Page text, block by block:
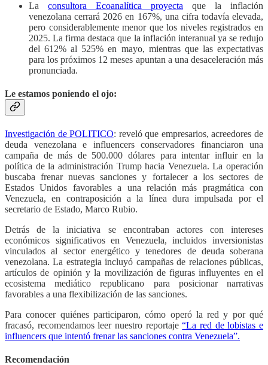
La consultora Ecoanalítica proyecta que la inflación
venezolana cerrará 2026 en 167%, una cifra todavía elevada,
pero considerablemente menor que los niveles registrados en
2025. La firma destaca que la inflación interanual ya se redujo
del 612% al 525% en mayo, mientras que las expectativas
para los próximos 12 meses apuntan a una desaceleración más
pronunciada.
Le estamos poniendo el ojo:
Investigación de POLITICO: reveló que empresarios, acreedores de
deuda venezolana e influencers conservadores financiaron una
campaña de más de 500.000 dólares para intentar influir en la
política de la administración Trump hacia Venezuela. La operación
buscaba frenar nuevas sanciones y fortalecer a los sectores de
Estados Unidos favorables a una relación más pragmática con
Venezuela, en contraposición a la línea dura impulsada por el
secretario de Estado, Marco Rubio.
Detrás de la iniciativa se encontraban actores con intereses
económicos significativos en Venezuela, incluidos inversionistas
vinculados al sector energético y tenedores de deuda soberana
venezolana. La estrategia incluyó campañas de relaciones públicas,
artículos de opinión y la movilización de figuras influyentes en el
ecosistema mediático republicano para posicionar narrativas
favorables a una flexibilización de las sanciones.
Para conocer quiénes participaron, cómo operó la red y por qué
fracasó, recomendamos leer nuestro reportaje“La red de lobistas e
influencers que intentó frenar las sanciones contra Venezuela”.
Recomendación